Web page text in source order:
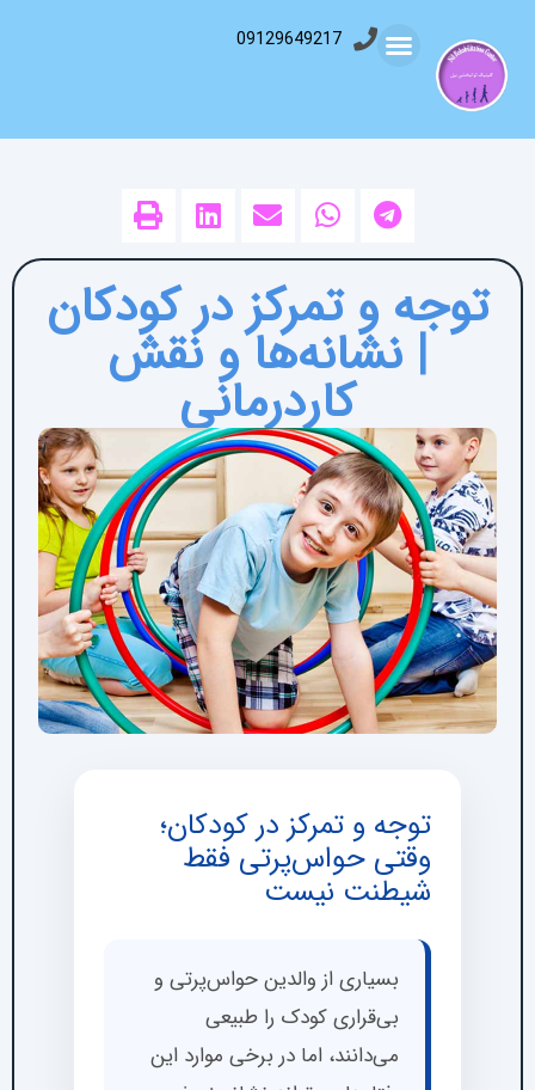
09129649217
توجه و تمرکز در کودکان
| نشانه‌ها و نقش
کاردرمانی
توجه و تمرکز در کودکان؛
وقتی حواس‌پرتی فقط
شیطنت نیست
بسیاری از والدین حواس‌پرتی و
بی‌قراری کودک را طبیعی
می‌دانند، اما در برخی موارد این